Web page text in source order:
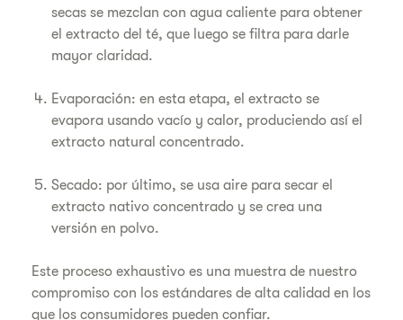
secas se mezclan con agua caliente para obtener
el extracto del té, que luego se filtra para darle
mayor claridad.
Evaporación: en esta etapa, el extracto se
evapora usando vacío y calor, produciendo así el
extracto natural concentrado.
Secado: por último, se usa aire para secar el
extracto nativo concentrado y se crea una
versión en polvo.
Este proceso exhaustivo es una muestra de nuestro
compromiso con los estándares de alta calidad en los
que los consumidores pueden confiar.